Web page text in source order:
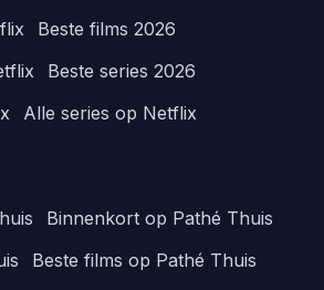
Beste films 2026
Beste series 2026
Alle series op Netflix
Binnenkort op Pathé Thuis
Beste films op Pathé Thuis